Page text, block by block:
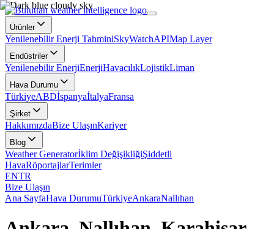
Ürünler
Yenilenebilir Enerji TahminiSkyWatchAPIMap Layer
Endüstriler
Yenilenebilir EnerjiEnerjiHavacılıkLojistikLiman
Hava Durumu
TürkiyeABDİspanyaİtalyaFransa
Şirket
HakkımızdaBize UlaşınKariyer
Blog
Weather Generatorİklim DeğişikliğiŞiddetli
HavaRöportajlarTerimler
ENTR
Bize Ulaşın
Ana SayfaHava DurumuTürkiyeAnkaraNallıhan